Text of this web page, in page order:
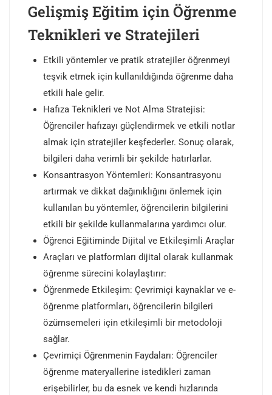
Gelişmiş Eğitim için Öğrenme
Teknikleri ve Stratejileri
Etkili yöntemler ve pratik stratejiler öğrenmeyi
teşvik etmek için kullanıldığında öğrenme daha
etkili hale gelir.
Hafıza Teknikleri ve Not Alma Stratejisi:
Öğrenciler hafızayı güçlendirmek ve etkili notlar
almak için stratejiler keşfederler. Sonuç olarak,
bilgileri daha verimli bir şekilde hatırlarlar.
Konsantrasyon Yöntemleri: Konsantrasyonu
artırmak ve dikkat dağınıklığını önlemek için
kullanılan bu yöntemler, öğrencilerin bilgilerini
etkili bir şekilde kullanmalarına yardımcı olur.
Öğrenci Eğitiminde Dijital ve Etkileşimli Araçlar
Araçları ve platformları dijital olarak kullanmak
öğrenme sürecini kolaylaştırır:
Öğrenmede Etkileşim: Çevrimiçi kaynaklar ve e-
öğrenme platformları, öğrencilerin bilgileri
özümsemeleri için etkileşimli bir metodoloji
sağlar.
Çevrimiçi Öğrenmenin Faydaları: Öğrenciler
öğrenme materyallerine istedikleri zaman
erişebilirler, bu da esnek ve kendi hızlarında